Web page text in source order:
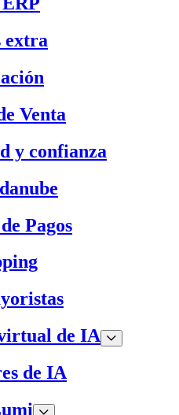
extra
Venta
y confianza
Pagos
de IA
de IA